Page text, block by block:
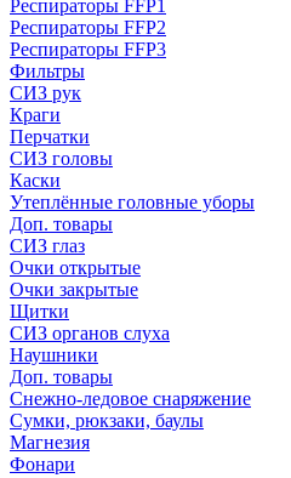
Респираторы FFP1
Респираторы FFP2
Респираторы FFP3
Фильтры
СИЗ рук
Краги
Перчатки
СИЗ головы
Каски
Утеплённые головные уборы
Доп. товары
СИЗ глаз
Очки открытые
Очки закрытые
Щитки
СИЗ органов слуха
Наушники
Доп. товары
Снежно-ледовое снаряжение
Сумки, рюкзаки, баулы
Магнезия
Фонари